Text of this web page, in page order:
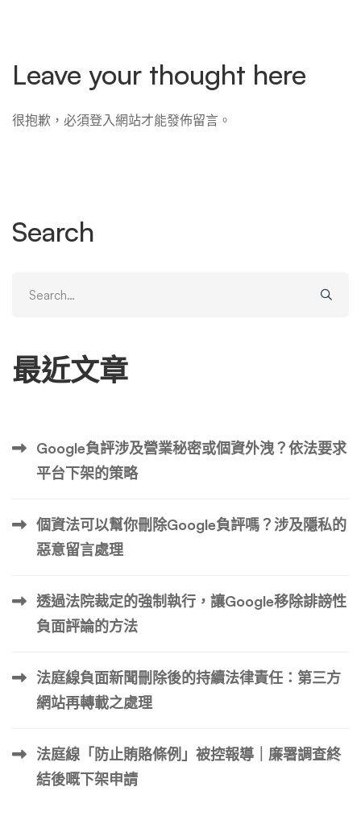
Leave your thought here
很抱歉，必須登入網站才能發佈留言。
Search
for:
最近文章
Google負評涉及營業秘密或個資外洩？依法要求
平台下架的策略
個資法可以幫你刪除Google負評嗎？涉及隱私的
惡意留言處理
透過法院裁定的強制執行，讓Google移除誹謗性
負面評論的方法
法庭線負面新聞刪除後的持續法律責任：第三方
網站再轉載之處理
法庭線「防止賄賂條例」被控報導｜廉署調查終
結後嘅下架申請